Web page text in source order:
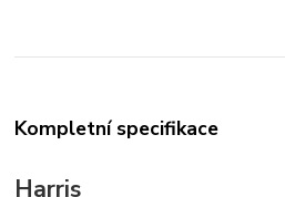
Kompletní specifikace
Harris